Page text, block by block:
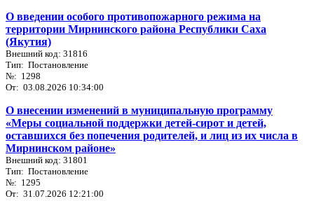
О введении особого противопожарного режима на
территории Мирнинского района Республики Саха
(Якутия)
Внешний код: 31816
Тип: Постановление
№: 1298
От: 03.08.2026 10:34:00
О внесении изменений в муниципальную программу
«Меры социальной поддержки детей-сирот и детей,
оставшихся без попечения родителей, и лиц из их числа в
Мирнинском районе»
Внешний код: 31801
Тип: Постановление
№: 1295
От: 31.07.2026 12:21:00